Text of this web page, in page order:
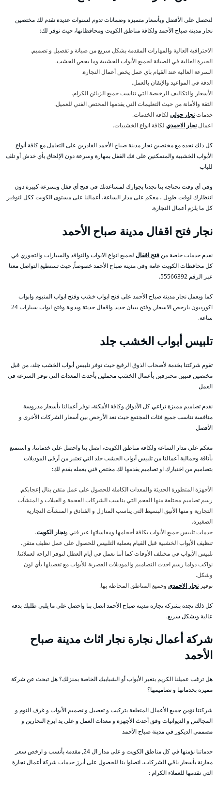
لتحصل على الأفضل وبأسعار متميزة وضمانات تدوم لسنوات عديدة نقدم لك مختصين
نجار مدينة صباح الأحمد ولكافة مناطق الكويت ومحافظاتها، حيث نوفر لك:
الاحترافية العالية والمهارات المقدمة بشكل سريع من صيانة و تفصيل و تصميم.
الخبرة العالية في الصيانة لجميع الأبواب الخشبية وما يخص الخشب.
السرعة العالية عند القيام باي عمل يخص أعمال النجارة.
الدقة في المواعيد والإتقان بالعمل.
الأسعار والتكاليف الرخيصة التي تناسب جميع الزبائن الكرام.
الثقة والأمانة من حيث التعليمات التي يقدمها المختص الفني للعميل.
خدماتنجار حولي لكافة الخدمات.
اعمالنجار الاحمدي لكافة انواع الخشبيات.
كل ذلك تجده مع مختصين نجار مدينة صباح الأحمد القادرين على التعامل مع كافة أنواع
الأبواب الخشبية والمتمكنين على فك القفل بمهارة وسرعة دون الإلحاق بأي خدش أو تلف
للباب
وفي أي وقت تحتاجه بنا تجدنا بجوارك لمساعدتك في فتح أي قفل وبسرعة كبيرة دون
انتظارك لوقت طويل ، معكم على مدار الساعة، أعمالنا على مستوى الكويت ككل لتوفير
كل ما يلزم أعمال النجارة.
نجار فتح اقفال مدينة صباح الأحمد
نقدم خدمات خاصة منفتح اقفال لجميع انواع الابواب والنوافذ والسيارات والتجوري في
كل محافظات الكويت عامة وفي مدينة صباح الأحمد خصوصاً, حيث تستطيع التواصل معنا
عبر الرقم 55566392.
كما ويعمل نجار مدينة صباح الأحمد على فتح ابواب خشب وفتح ابواب المنيوم وابواب
اكورديون بارخص الاسعار, وفتح بيبان حديد واقفال حديثة ويدوية وفتح ابواب سيارات 24
ساعة.
تلبيس أبواب الخشب جلد
تقوم شركتنا بخدمة لأصحاب الذوق الرفيع حيث توفر تلبيس أبواب الخشب جلد، من قبل
مختصين فنيين محترفين بأعمال الخشب محملين بأحدث المعدات التي توفر السرعة في
العمل
نقدم تصاميم مميزة تراعي كل الأذواق وكافة الأمكنة، نوفر أعمالنا بأسعار مدروسة
منافسة تناسب جميع فئات المجتمع حيث تعد الأرخص بين أسعار الشركات الأخرى و
الأفضل
معكم على مدار الساعة ولكافة مناطق الكويت، اتصل بنا واحصل على خدماتنا، و استمتع
بأناقة وجمالية أعمالنا من تلبيس أبواب الخشب جلد التي تعتبر من أرقى الموديلات
بتصاميم من اختيارك او تصاميم يقدمها لك مختص فني بعمله يقدم لك:
الأجهزة المتطورة الحديثة والمعدات الكاملة للحصول على عمل متقن ينال إعجابكم.
رسم تصاميم مختلفة منها الفخم التي يناسب الشركات الفخمة و الفيلات و المنشآت
التجارية و منها الأنيق البسيط التي يناسب المنازل و الفنادق و المنشآت التجارية
الصغيرة.
خدمات تلبيس جميع الأبواب بكافة أحجامها ومقاساتها عبر فني ونجار الكويت.
تنظيف الأبواب الخشبية قبل القيام بعملية التلبيس للحصول على عمل نظيف متقن.
تلبيس الأبواب في مختلف الأوقات كما أننا نعمل في أيام العطل لتوفر الراحة لعملائنا.
نواكب دواما رسم احدث التصاميم والموديلات العصرية للأبواب مع تفصيلها بأي لون
وشكل.
توفير نجار الاحمدي وجميع المناطق المحاطة بها.
كل ذلك تجده بشركة نجارة مدينة صباح الأحمد اتصل بنا واحصل على ما يلبي طلبك بدقة
عالية وبشكل سريع.
شركة أعمال نجارة نجار اثاث مدينة صباح
الأحمد
هل ترغب عميلنا الكريم بتغير الأبواب أو الشبابيك الخاصة بمنزلك؟ هل تبحث عن شركة
مميزة بخدماتها و تصاميمها؟
شركتنا تؤمن جميع الأعمال المتعلقة بتركيب و تفصيل و تصميم الأبواب و غرف النوم و
المجالس و الديوانيات وفق أحدث الأجهزة و معدات العمل و على يد ابرع النجارين و
مصممي الديكور في مدينة صباح الأحمد
خدماتنا نؤمنها في كل مناطق الكويت و على مدار ال 24, مقدمة بأنسب و ارخص سعر
مقارنة بأسعار باقي الشركات، اتصلوا بنا للحصول على أبرز خدمات شركة أعمال نجارة
التي نقدمها للعملاء الكرام :